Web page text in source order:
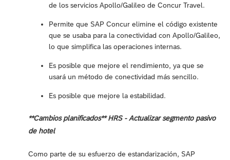
de los servicios Apollo/Galileo de Concur Travel.
Permite que SAP Concur elimine el código existente
que se usaba para la conectividad con Apollo/Galileo,
lo que simplifica las operaciones internas.
Es posible que mejore el rendimiento, ya que se
usará un método de conectividad más sencillo.
Es posible que mejore la estabilidad.
**Cambios planificados** HRS - Actualizar segmento pasivo
de hotel
Como parte de su esfuerzo de estandarización, SAP